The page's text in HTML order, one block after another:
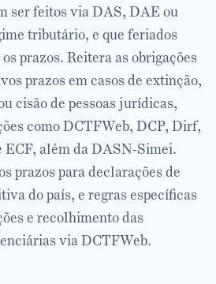
ser feitos via DAS, DAE ou
tributário, e que feriados
prazos. Reitera as obrigações
prazos em casos de extinção,
cisão de pessoas jurídicas,
como DCTFWeb, DCP, Dirf,
ECF, além da DASN-Simei.
prazos para declarações de
do país, e regras específicas
e recolhimento das
via DCTFWeb.